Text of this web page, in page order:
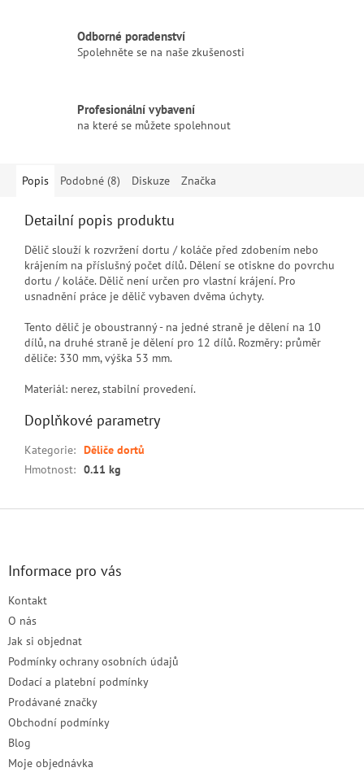
Odborné poradenství
Spolehněte se na naše zkušenosti
Profesionální vybavení
na které se můžete spolehnout
Popis Podobné (8) Diskuze Značka
Detailní popis produktu
Dělič slouží k rozvržení dortu / koláče před zdobením nebo
krájením na příslušný počet dílů. Dělení se otiskne do povrchu
dortu / koláče. Dělič není určen pro vlastní krájení. Pro
usnadnění práce je dělič vybaven dvěma úchyty.
Tento dělič je oboustranný - na jedné straně je dělení na 10
dílů, na druhé straně je dělení pro 12 dílů. Rozměry: průměr
děliče: 330 mm, výška 53 mm.
Materiál: nerez, stabilní provedení.
Doplňkové parametry
Kategorie: Děliče dortů
Hmotnost: 0.11 kg
Informace pro vás
Kontakt
O nás
Jak si objednat
Podmínky ochrany osobních údajů
Dodací a platební podmínky
Prodávané značky
Obchodní podmínky
Blog
Moje objednávka